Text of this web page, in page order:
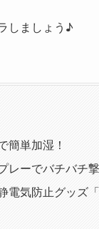
しましょう♪
簡単加湿！
レーでバチバチ撃
電気防止グッズ